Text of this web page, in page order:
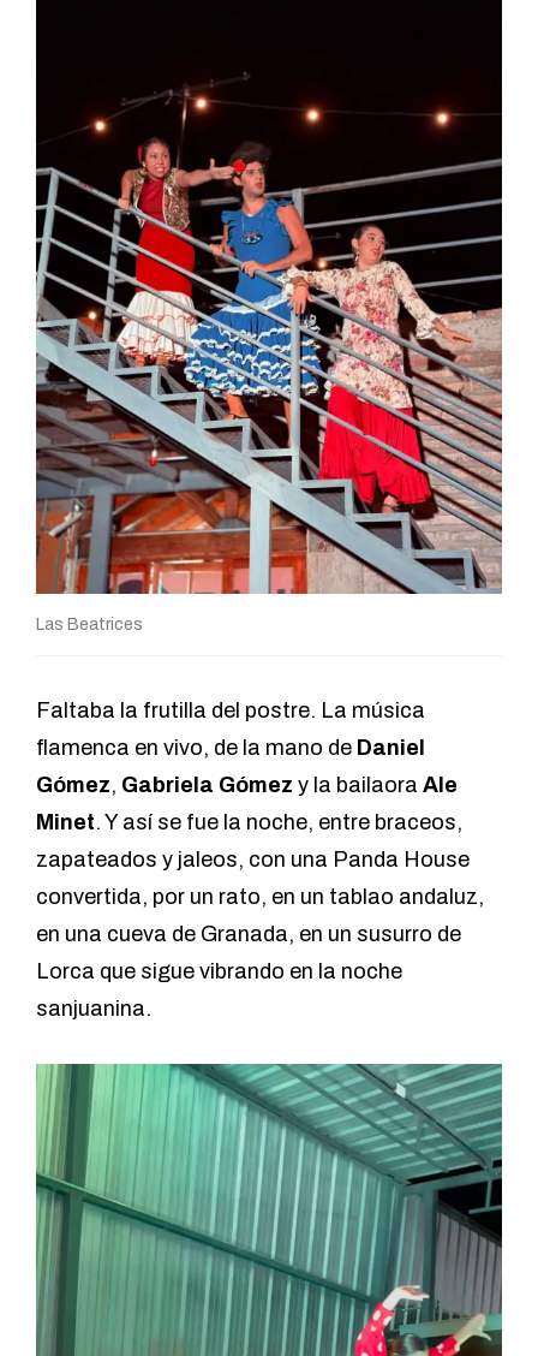
Las Beatrices
Faltaba la frutilla del postre. La música
flamenca en vivo, de la mano de Daniel
Gómez, Gabriela Gómez y la bailaora Ale
Minet. Y así se fue la noche, entre braceos,
zapateados y jaleos, con una Panda House
convertida, por un rato, en un tablao andaluz,
en una cueva de Granada, en un susurro de
Lorca que sigue vibrando en la noche
sanjuanina.